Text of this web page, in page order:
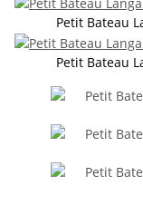
Petit Bateau
Petit Bateau